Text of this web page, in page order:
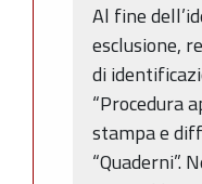
Al fine
esclusione,
di
“Procedura
stampa e
“Quaderni”.